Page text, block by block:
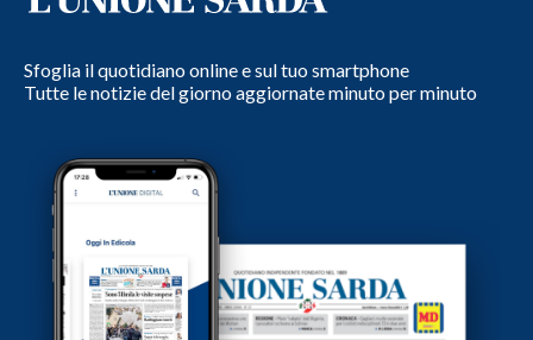
Sfoglia il quotidiano online e sul tuo smartphone
Tutte le notizie del giorno aggiornate minuto per minuto